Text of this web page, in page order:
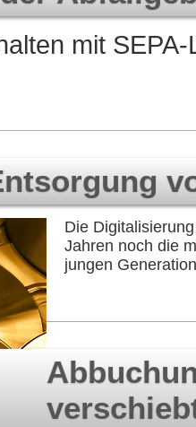
mit
Die
Jahren noch die
jungen